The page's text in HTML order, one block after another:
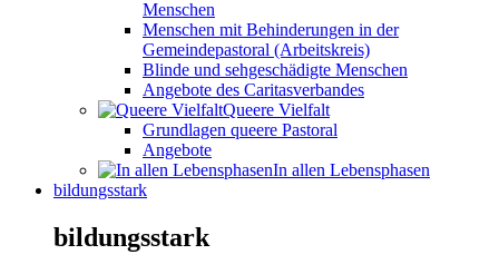
Menschen
Menschen mit Behinderungen in der
Gemeindepastoral (Arbeitskreis)
Blinde und sehgeschädigte Menschen
Angebote des Caritasverbandes
Queere Vielfalt
Grundlagen queere Pastoral
Angebote
In allen Lebensphasen
bildungsstark
bildungsstark